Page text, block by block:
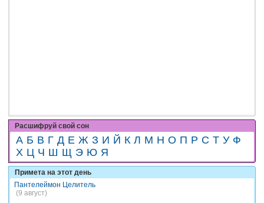
Расшифруй свой сон
А Б В Г Д Е Ж З И Й К Л М Н О П Р С Т У Ф
Х Ц Ч Ш Щ Э Ю Я
Примета на этот день
Пантелеймон Целитель
(9 август)